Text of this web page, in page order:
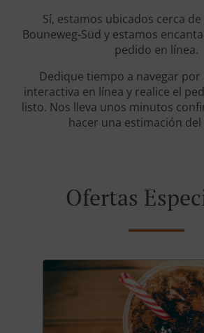
Sí, estamos ubicados cerca
Bouneweg-Süd y estamos
pedido en línea.
Dedique tiempo a navegar
interactiva en línea y realice el
listo. Nos lleva unos minutos
hacer una estimación
Ofertas